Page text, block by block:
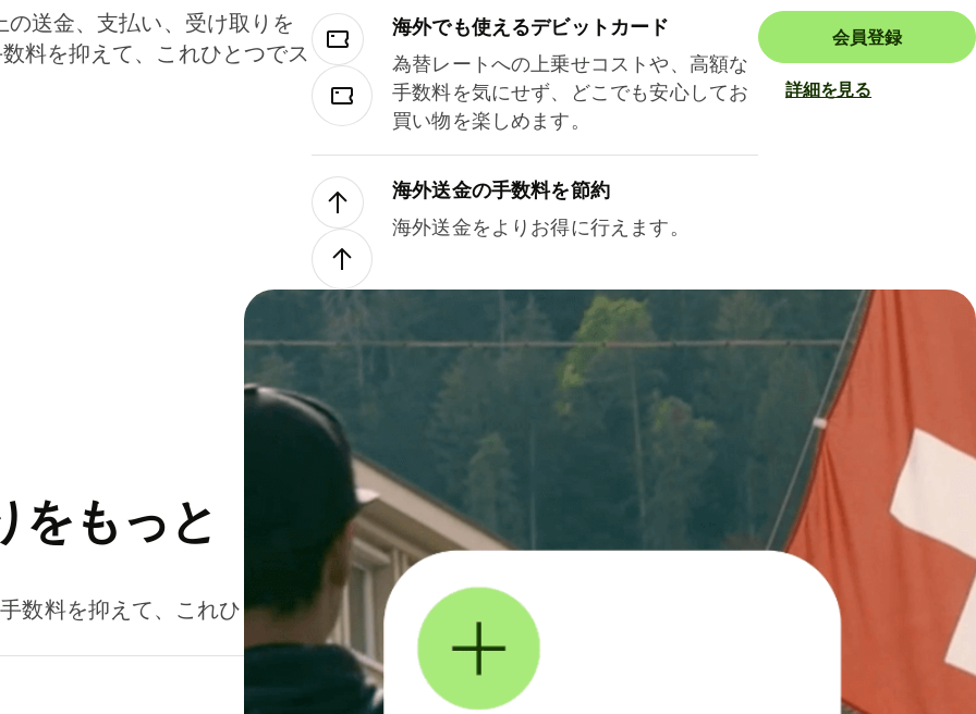
送金、支払い、受け取りを
料を抑えて、これひとつでス
海外でも使えるデビットカード
為替レートへの上乗せコストや、高額な
手数料を気にせず、どこでも安心してお
買い物を楽しめます。
海外送金の手数料を節約
海外送金をよりお得に行えます。
会員登録
詳細を見る
をもっと
数料を抑えて、これひ